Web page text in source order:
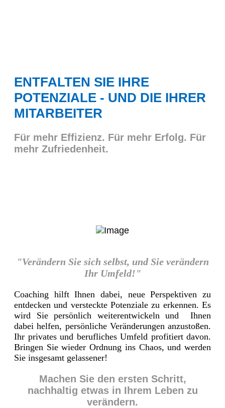
ENTFALTEN SIE IHRE
POTENZIALE - UND DIE IHRER
MITARBEITER
Für mehr Effizienz. Für mehr Erfolg. Für
mehr Zufriedenheit.
"Verändern Sie sich selbst, und Sie verändern
Ihr Umfeld!"
Coaching hilft Ihnen dabei, neue Perspektiven zu
entdecken und versteckte Potenziale zu erkennen. Es
wird Sie persönlich weiterentwickeln und Ihnen
dabei helfen, persönliche Veränderungen anzustoßen.
Ihr privates und berufliches Umfeld profitiert davon.
Bringen Sie wieder Ordnung ins Chaos, und werden
Sie insgesamt gelassener!
Machen Sie den ersten Schritt,
nachhaltig etwas in Ihrem Leben zu
verändern.